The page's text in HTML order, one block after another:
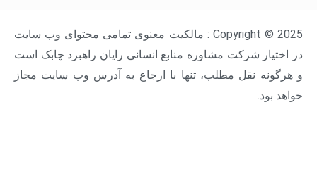
Copyright © 2025 : مالکیت معنوی تمامی محتوای وب سایت
شرکت مشاوره منابع انسانی رایان راهبرد چابک است
نقل مطلب، تنها با ارجاع به آدرس وب سایت مجاز